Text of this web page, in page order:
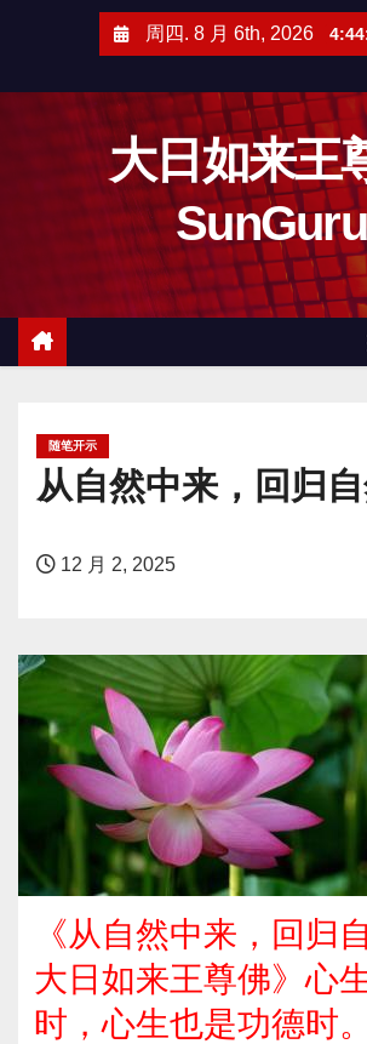
周四. 8 月 6th, 2026
大日如来王
SunGuru
随笔开示
从自然中来，回归
12 月 2, 2025
《从自然中来，回归
大日如来王尊佛》心
时，心生也是功德时